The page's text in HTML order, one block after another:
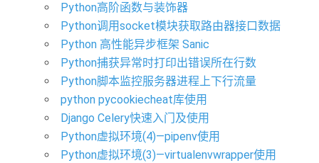
Python高阶函数与装饰器
Python调用socket模块获取路由器接口数据
Python 高性能异步框架 Sanic
Python捕获异常时打印出错误所在行数
Python脚本监控服务器进程上下行流量
python pycookiecheat库使用
Django Celery快速入门及使用
Python虚拟环境(4)—pipenv使用
Python虚拟环境(3)—virtualenvwrapper使用